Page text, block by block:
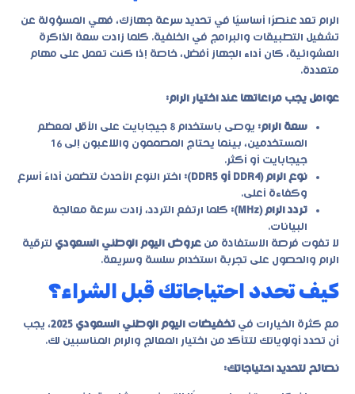
الرام تعد عنصرًا أساسيًا في تحديد سرعة جهازك، فهي المسؤولة عن
تشغيل التطبيقات والبرامج في الخلفية. كلما زادت سعة الذاكرة
العشوائية، كان أداء الجهاز أفضل، خاصة إذا كنت تعمل على مهام
متعددة.
عوامل يجب مراعاتها عند اختيار الرام:
سعة الرام:
يوصى باستخدام 8 جيجابايت على الأقل لمعظم
المستخدمين، بينما يحتاج المصممون واللاعبون إلى 16
جيجابايت أو أكثر.
نوع الرام (DDR4 أو DDR5):
اختر النوع الأحدث لتضمن أداءً أسرع
وكفاءة أعلى.
تردد الرام (MHz):
كلما ارتفع التردد، زادت سرعة معالجة
البيانات.
لا تفوت فرصة الاستفادة من عروض اليوم الوطني السعودي لترقية
الرام والحصول على تجربة استخدام سلسة وسريعة.
كيف تحدد احتياجاتك قبل الشراء؟
مع كثرة الخيارات في تخفيضات اليوم الوطني السعودي 2025
، يجب
أن تحدد أولوياتك لتتأكد من اختيار المعالج والرام المناسبين لك.
نصائح لتحديد احتياجاتك: